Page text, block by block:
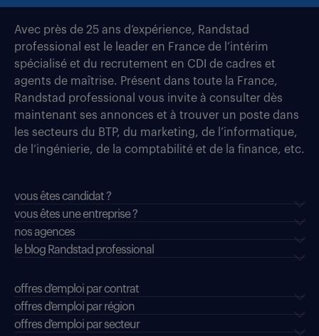
Avec près de 25 ans d’expérience, Randstad
professional est le leader en France de l’intérim
spécialisé et du recrutement en CDI de cadres et
agents de maîtrise. Présent dans toute la France,
Randstad professional vous invite à consulter dès
maintenant ses annonces et à trouver un poste dans
les secteurs du BTP, du marketing, de l’informatique,
de l’ingénierie, de la comptabilité et de la finance, etc.
vous êtes candidat ?
vous êtes une entreprise ?
nos agences
le blog Randstad professional
offres d'emploi par contrat
offres d'emploi par région
offres d'emploi par secteur